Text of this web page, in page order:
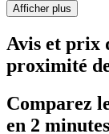
Afficher plus
Avis et prix
proximité
Comparez
en 2 minutes